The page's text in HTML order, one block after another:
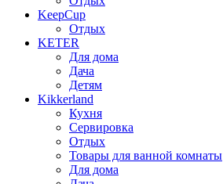
KeepCup
Отдых
KETER
Для дома
Дача
Детям
Kikkerland
Кухня
Сервировка
Отдых
Товары для ванной комнаты
Для дома